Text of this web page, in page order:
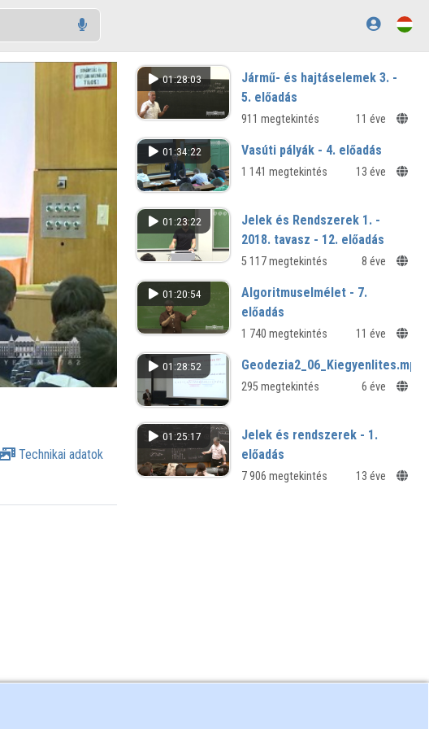
Technikai adatok
01:28:03
Jármű- és hajtáselemek 3. -
5. előadás
911 megtekintés 11 éve
01:34:22 Vasúti pályák - 4. előadás
1 141 megtekintés 13 éve
01:23:22
Jelek és Rendszerek 1. -
2018. tavasz - 12. előadás
5 117 megtekintés 8 éve
01:20:54
Algoritmuselmélet - 7.
előadás
1 740 megtekintés 11 éve
01:28:52 Geodezia2_06_Kiegyenlites.mp4
295 megtekintés 6 éve
01:25:17
Jelek és rendszerek - 1.
előadás
7 906 megtekintés 13 éve